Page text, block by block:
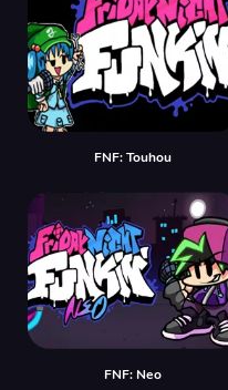
FNF: Touhou
FNF: Neo